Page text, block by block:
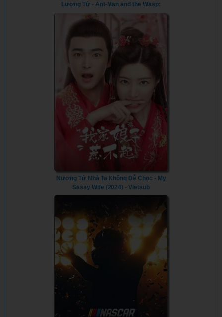
Lượng Tử - Ant-Man and the Wasp:
Quantumania (2023) - Vietsub
Nương Tử Nhà Ta Không Dễ Chọc - My
Sassy Wife (2024) - Vietsub